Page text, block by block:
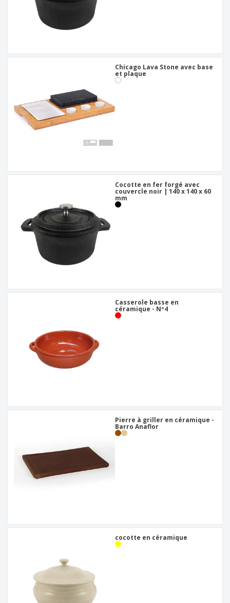
Chicago Lava Stone avec base
et plaque
Cocotte en fer forgé avec
couvercle noir | 140 x 140 x 60
mm
Casserole basse en
céramique - Nº4
Pierre à griller en céramique -
Barro Anaflor
cocotte en céramique